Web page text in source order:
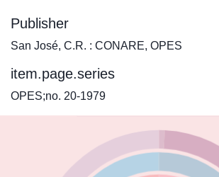
Publisher
San José, C.R. : CONARE, OPES
item.page.series
OPES;no. 20-1979